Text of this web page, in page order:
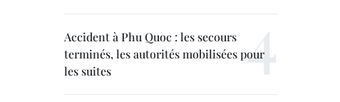
Accident à Phu Quoc : les secours
terminés, les autorités mobilisées pour
les suites